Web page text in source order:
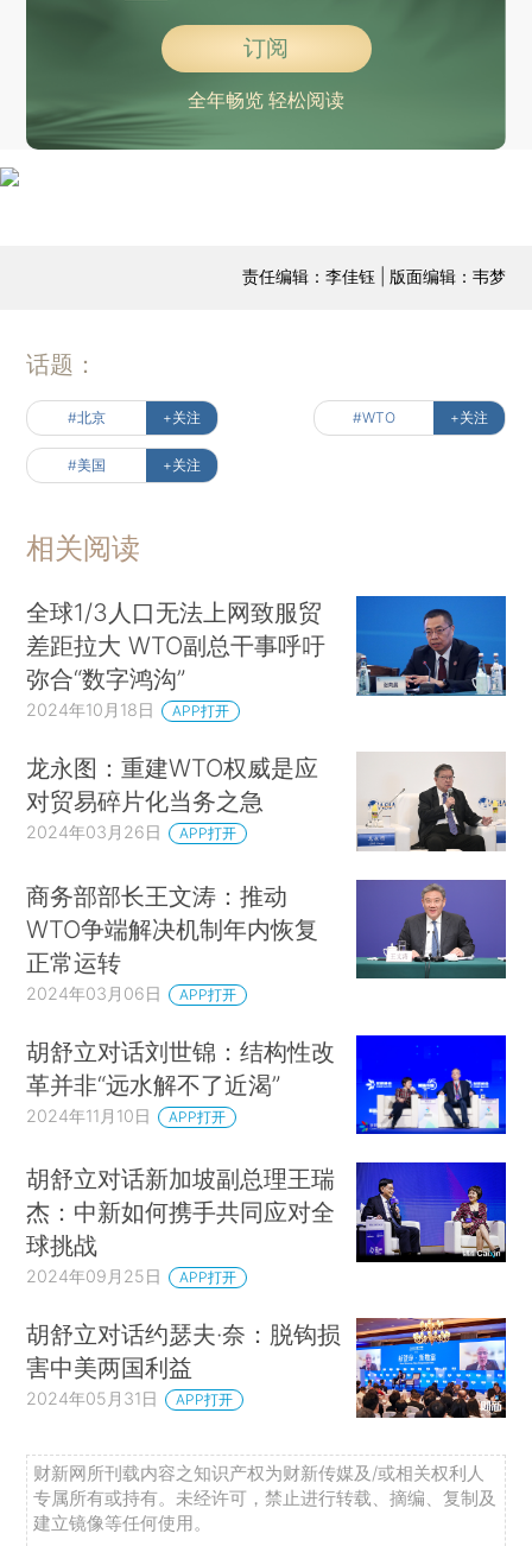
订阅
全年畅览 轻松阅读
责任编辑：李佳钰 | 版面编辑：韦梦
话题：
#北京 +关注 #WTO +关注
#美国 +关注
相关阅读
全球1/3人口无法上网致服贸
差距拉大 WTO副总干事呼吁
弥合“数字鸿沟”
2024年10月18日 APP打开
龙永图：重建WTO权威是应
对贸易碎片化当务之急
2024年03月26日 APP打开
商务部部长王文涛：推动
WTO争端解决机制年内恢复
正常运转
2024年03月06日 APP打开
胡舒立对话刘世锦：结构性改
革并非“远水解不了近渴”
2024年11月10日 APP打开
胡舒立对话新加坡副总理王瑞
杰：中新如何携手共同应对全
球挑战
2024年09月25日 APP打开
胡舒立对话约瑟夫·奈：脱钩损
害中美两国利益
2024年05月31日 APP打开
财新网所刊载内容之知识产权为财新传媒及/或相关权利人
专属所有或持有。未经许可，禁止进行转载、摘编、复制及
建立镜像等任何使用。